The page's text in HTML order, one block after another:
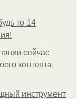
то 14
сейчас
контента,
инструмент